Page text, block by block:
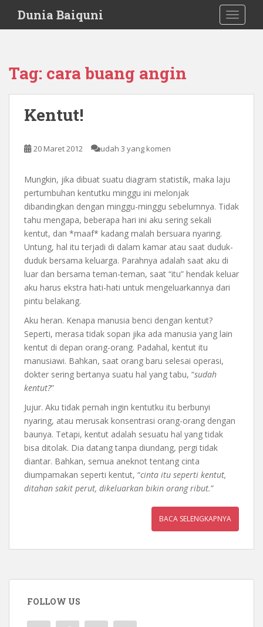
i
Dunia Baiquni
Tag: cara buang angin
Kentut!
20 Maret 2012 udah 3 yang komen
Mungkin, jika dibuat suatu diagram statistik, maka laju
pertumbuhan kentutku minggu ini melonjak
dibandingkan dengan minggu-minggu sebelumnya. Tidak
tahu mengapa, beberapa hari ini aku sering sekali
kentut, dan *maaf* kadang malah bersuara nyaring.
Untung, hal itu terjadi di dalam kamar atau saat duduk-
duduk bersama keluarga. Parahnya adalah saat aku di
luar dan bersama teman-teman, saat “itu” hendak keluar
aku harus ekstra hati-hati untuk mengeluarkannya dari
pintu belakang.
Aku heran. Kenapa manusia benci dengan kentut?
Seperti, merasa tidak sopan jika ada manusia yang lain
kentut di depan orang-orang. Padahal, kentut itu
manusiawi. Bahkan, saat orang baru selesai operasi,
dokter sering bertanya suatu hal yang tabu, “sudah
kentut?”
Jujur. Aku tidak pernah ingin kentutku itu berbunyi
nyaring, atau merusak konsentrasi orang-orang dengan
baunya. Tetapi, kentut adalah sesuatu hal yang tidak
bisa ditolak. Dia datang tanpa diundang, pergi tidak
diantar. Bahkan, semua aneknot tentang cinta
diumpamakan seperti kentut, “cinta itu seperti kentut,
ditahan sakit perut, dikeluarkan bikin orang ribut.”
BACA SELENGKAPNYA
FOLLOW US